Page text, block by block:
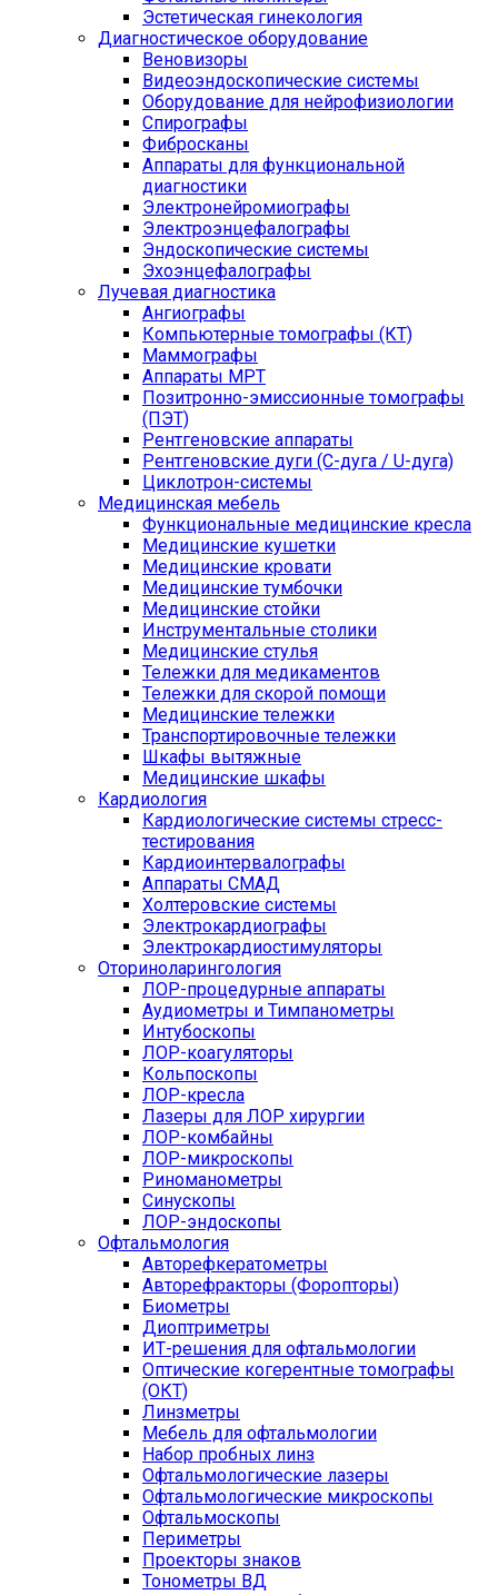
Эстетическая гинекология
Диагностическое оборудование
Веновизоры
Видеоэндоскопические системы
Оборудование для нейрофизиологии
Спирографы
Фибросканы
Аппараты для функциональной
диагностики
Электронейромиографы
Электроэнцефалографы
Эндоскопические системы
Эхоэнцефалографы
Лучевая диагностика
Ангиографы
Компьютерные томографы (КТ)
Маммографы
Аппараты МРТ
Позитронно-эмиссионные томографы
(ПЭТ)
Рентгеновские аппараты
Рентгеновские дуги (С-дуга / U-дуга)
Циклотрон-системы
Медицинская мебель
Функциональные медицинские кресла
Медицинские кушетки
Медицинские кровати
Медицинские тумбочки
Медицинские стойки
Инструментальные столики
Медицинские стулья
Тележки для медикаментов
Тележки для скорой помощи
Медицинские тележки
Транспортировочные тележки
Шкафы вытяжные
Медицинские шкафы
Кардиология
Кардиологические системы стресс-
тестирования
Кардиоинтервалографы
Аппараты СМАД
Холтеровские системы
Электрокардиографы
Электрокардиостимуляторы
Оториноларингология
ЛОР-процедурные аппараты
Аудиометры и Тимпанометры
Интубоскопы
ЛОР-коагуляторы
Кольпоскопы
ЛОР-кресла
Лазеры для ЛОР хирургии
ЛОР-комбайны
ЛОР-микроскопы
Риноманометры
Синускопы
ЛОР-эндоскопы
Офтальмология
Авторефкератометры
Авторефракторы (Форопторы)
Биометры
Диоптриметры
ИТ-решения для офтальмологии
Оптические когерентные томографы
(ОКТ)
Линзметры
Мебель для офтальмологии
Набор пробных линз
Офтальмологические лазеры
Офтальмологические микроскопы
Офтальмоскопы
Периметры
Проекторы знаков
Тонометры ВД